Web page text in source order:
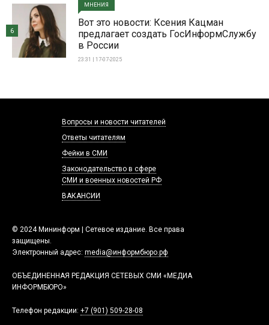
МНЕНИЯ
Вот это новости: Ксения Кацман
предлагает создать ГосИнформСлужбу
в России
23:31 | 17-07-2025
6
© 2024 Мининформ | Сетевое издание. Все права
защищены.
Электронный адрес: media@информбюро.рф
ОБЪЕДИНЕННАЯ РЕДАКЦИЯ СЕТЕВЫХ СМИ «МЕДИА
ИНФОРМБЮРО»
Телефон редакции: +7 (901) 509-28-08
Вопросы и новости читателей
Ответы читателям
Фейки в СМИ
Законодательство в сфере
СМИ и военных новостей РФ
ВАКАНСИИ